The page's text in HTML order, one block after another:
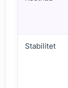
Stabilitet